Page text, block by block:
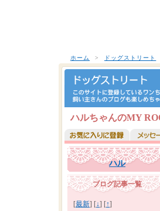
ホーム > ドッグストリート
ハルちゃんのMY
ハル
ブログ記事一覧
[最新] [↓] [↑]